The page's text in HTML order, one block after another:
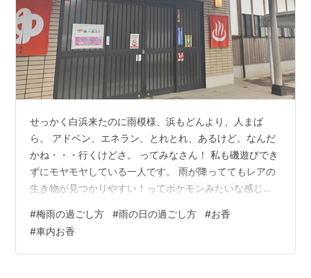
せっかく白浜来たのに雨模様、浜もどんより、人まば
ら。 アドベン、エネラン、とれとれ、あるけど。なんだ
かね・・・行くけどさ。 ってみなさん！ 私も磯遊びでき
ずにモヤモヤしている一人です。 雨が降っててもレアの
生き物が見つかりやすい！ってポケモンみたいな感じだ
しょう。 しかし、雨の磯は水紋が邪魔して水中が見にく
いんです、強風と一緒！ そんな磯遊びできない、白浜で
どうやって過ごすか？ 私は温泉、読書に散歩です。 最近
#梅雨の過ごし方 #雨の日の過ごし方 #お香
#車内お香